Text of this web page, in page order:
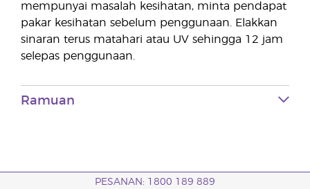
mempunyai masalah kesihatan, minta pendapat
pakar kesihatan sebelum penggunaan. Elakkan
sinaran terus matahari atau UV sehingga 12 jam
selepas penggunaan.
Ramuan
PESANAN: 1800 189 889